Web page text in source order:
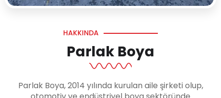
HAKKINDA
Parlak Boya
Parlak Boya, 2014 yılında kurulan aile şirketi olup,